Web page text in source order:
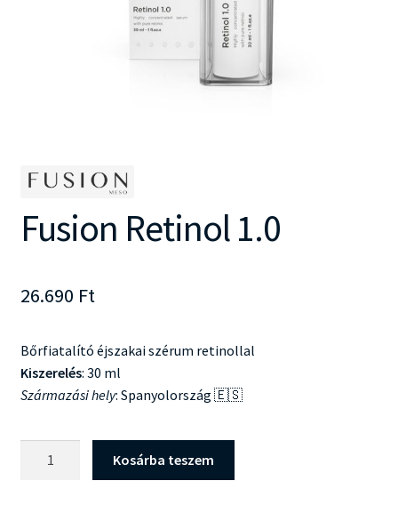
Fusion Retinol 1.0
26.690 Ft
Bőrfiatalító éjszakai szérum retinollal
Kiszerelés: 30 ml
Származási hely: Spanyolország 🇪🇸
Kosárba teszem